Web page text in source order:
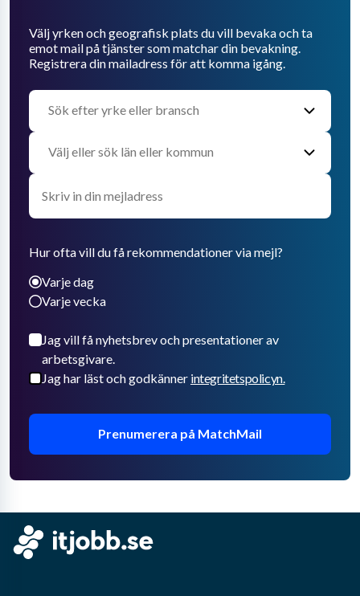
Välj yrken och geografisk plats du vill bevaka och ta
emot mail på tjänster som matchar din bevakning.
Registrera din mailadress för att komma igång.
Hur ofta vill du få rekommendationer via mejl?
Varje dag
Varje vecka
Jag vill få nyhetsbrev och presentationer av
arbetsgivare.
Jag har läst och godkänner integritetspolicyn.
Prenumerera på MatchMail